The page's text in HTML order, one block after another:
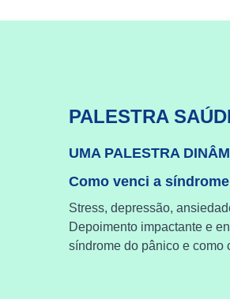
PALESTRA
UMA PALESTRA
Como venci a
Stress, depressão,
Depoimento impactante e
síndrome do pânico e como